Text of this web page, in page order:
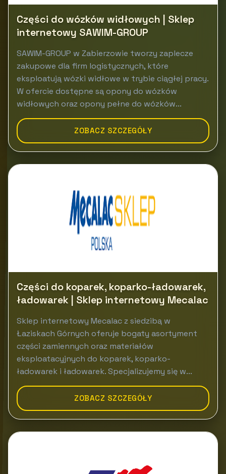
Części do wózków widłowych | Sklep
internetowy SAWIM-GROUP
SAWIM-GROUP w Zabierzowie tworzy zaplecze
zakupowe dla firm logistycznych, które
eksploatują wózki widłowe w trybie ciągłej pracy.
W ofercie dostępne są opony do wózków
widłowych oraz opony pełne do wózków...
ZOBACZ SZCZEGÓŁY
Części do koparek, koparko-ładowarek,
ładowarek | Sklep internetowy Mecalac
Sklep internetowy Mecalac z siedzibą w
Łaziskach Górnych oferuje bogaty asortyment
części zamiennych oraz materiałów
eksploatacyjnych do koparek, koparko-
ładowarek i ładowarek. Specjalizujemy się w...
ZOBACZ SZCZEGÓŁY